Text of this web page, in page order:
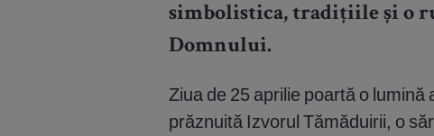
simbolistica, tradițiile și o
Domnului.
Ziua de 25 aprilie poartă o
prăznuită Izvorul Tămăduirii, o